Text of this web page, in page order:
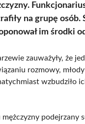
na grupę osób.
im środki
zauważyły, że
rozmowy,
wzbudziło
podejrzany